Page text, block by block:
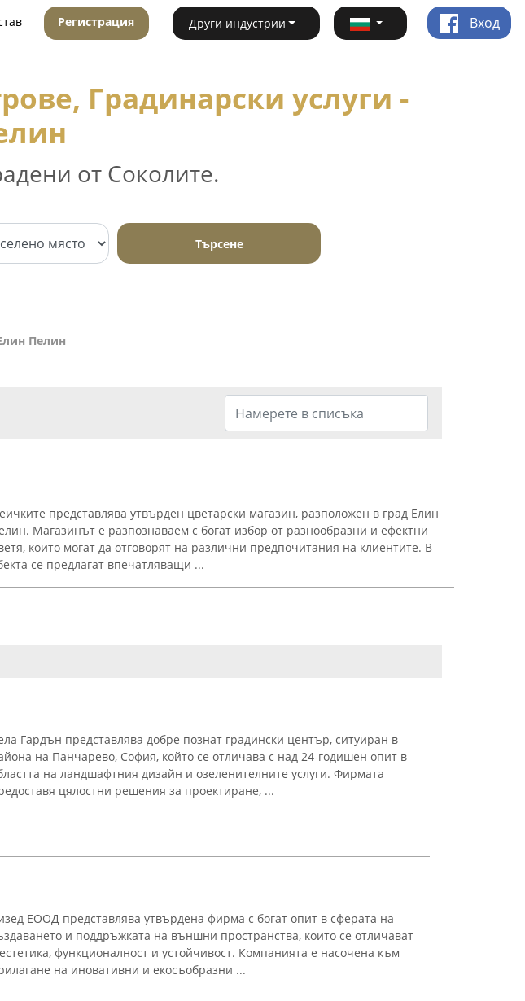
Регистрация Други индустрии Вход
Градинарски услуги -
от Соколите.
Търсене
Пелин
представлява утвърден цветарски магазин, разположен в град Елин
Магазинът е разпознаваем с богат избор от разнообразни и ефектни
които могат да отговорят на различни предпочитания на клиентите. В
се предлагат впечатляващи ...
Гардън представлява добре познат градински център, ситуиран в
на Панчарево, София, който се отличава с над 24-годишен опит в
на ландшафтния дизайн и озеленителните услуги. Фирмата
цялостни решения за проектиране, ...
ЕООД представлява утвърдена фирма с богат опит в сферата на
и поддръжката на външни пространства, които се отличават
функционалност и устойчивост. Компанията е насочена към
на иновативни и екосъобразни ...